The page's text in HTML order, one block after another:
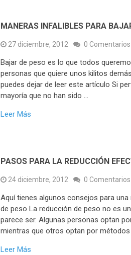
MANERAS INFALIBLES PARA
27 diciembre, 2012 0 Comentarios
Bajar de peso es lo que todos
personas que quiere unos kilitos
puedes dejar de leer este artículo Si
mayoría que no han sido …
Leer Más
PASOS PARA LA REDUCCIÓN
24 diciembre, 2012 0 Comentarios
Aquí tienes algunos consejos para
de peso La reducción de peso no es
parece ser. Algunas personas optan
mientras que otros optan por
Leer Más